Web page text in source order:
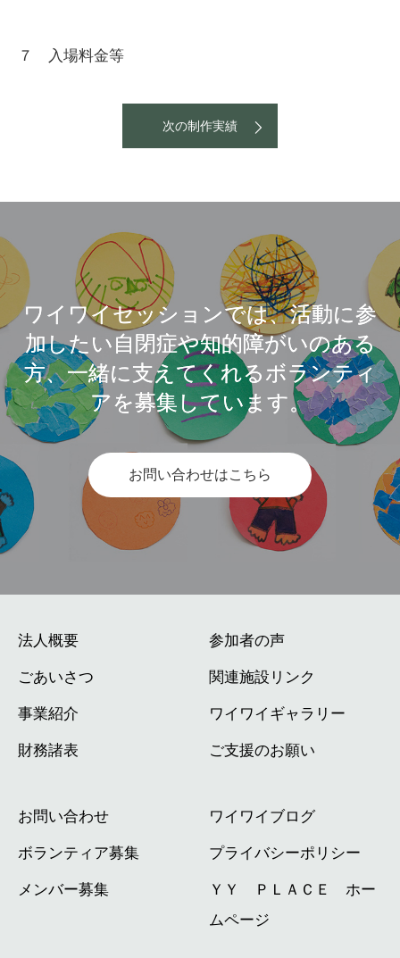
７ 入場料金等
次の制作実績
ワイワイセッションでは、活動に参
加したい自閉症や知的障がいのある
方、一緒に支えてくれるボランティ
アを募集しています。
お問い合わせはこちら
法人概要
ごあいさつ
事業紹介
財務諸表
参加者の声
関連施設リンク
ワイワイギャラリー
ご支援のお願い
お問い合わせ
ボランティア募集
メンバー募集
ワイワイブログ
プライバシーポリシー
ＹＹ ＰＬＡＣＥ ホー
ムページ